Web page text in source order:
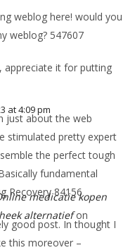
weblog here! would you
weblog? 547607
appreciate it for putting
at 4:09 pm
just about the web
stimulated pretty expert
the perfect tough
fundamental
Recovery 84156
medicatie kopen
alternatief on
good post. In thought I
this moreover –